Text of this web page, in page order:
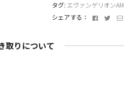
x
エ
ァ
タグ: エヴァンゲリオン
シェアする：
Facebook
取りについて